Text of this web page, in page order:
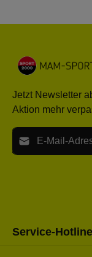
Jetzt Newsletter
Aktion mehr
E-Mail-Adresse*
Service-Hotline